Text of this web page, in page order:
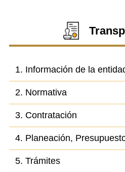
1. Información de la
2. Normativa
3. Contratación
4. Planeación,
5. Trámites